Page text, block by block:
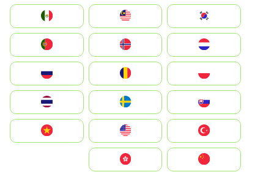
South Korea
Nederland
Portugal
România
Slovensko
United States
Vietnam